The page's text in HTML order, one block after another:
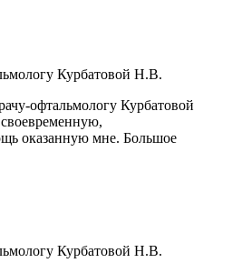
Курбатовой Н.В.
офтальмологу Курбатовой
оказанную мне. Большое
Курбатовой Н.В.